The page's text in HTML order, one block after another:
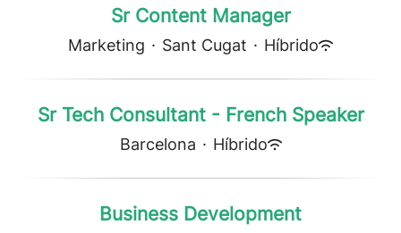
Sr Content Manager
Marketing · Sant Cugat · Híbrido
Sr Tech Consultant - French Speaker
Barcelona · Híbrido
Business Development